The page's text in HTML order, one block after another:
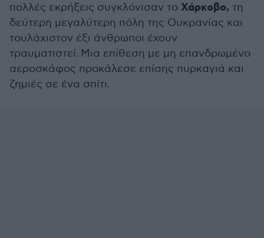
πολλές εκρήξεις συγκλόνισαν το Χάρκοβο, τη
δεύτερη μεγαλύτερη πόλη της Ουκρανίας και
τουλάχιστον έξι άνθρωποι έχουν
τραυματιστεί. Μια επίθεση με μη επανδρωμένο
αεροσκάφος προκάλεσε επίσης πυρκαγιά και
ζημιές σε ένα σπίτι.